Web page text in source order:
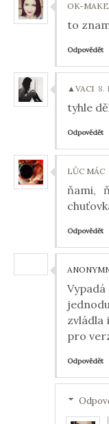
OK-
to
Odpovědět
▲VACI 8.
tyhle
Odpovědět
LŮC MÁC
ňami,
Odpovědět
zvládla
pro
Odpovědět